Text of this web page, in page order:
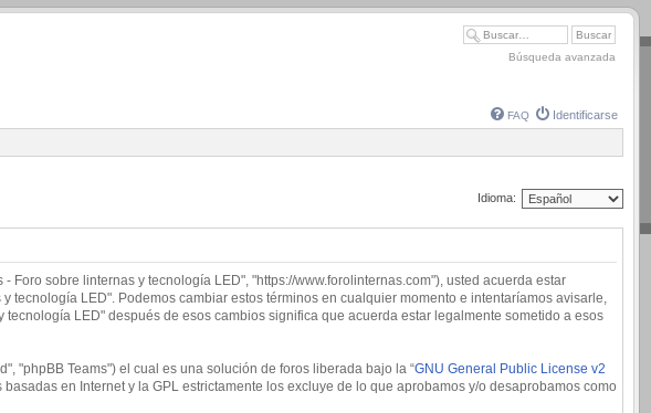
Búsqueda avanzada
FAQ Identificarse
Idioma:
sobre linternas y tecnología LED", "https://www.forolinternas.com"), usted acuerda estar
LED". Podemos cambiar estos términos en cualquier momento e intentaríamos avisarle,
LED" después de esos cambios significa que acuerda estar legalmente sometido a esos
"phpBB Teams") el cual es una solución de foros liberada bajo la “GNU General Public License v2
basadas en Internet y la GPL estrictamente los excluye de lo que aprobamos y/o desaprobamos como